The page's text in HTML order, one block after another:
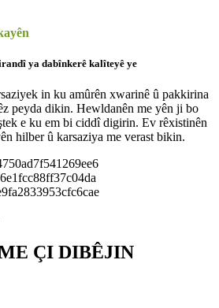
ya dabînkerê kalîteyê ye
in ku amûrên xwarinê û pakkirina
peyda dikin. Hewldanên me yên ji bo
e ku em bi ciddî digirin. Ev rêxistinên
hilber û karsaziya me verast bikin.
ÇI DIBÊJIN